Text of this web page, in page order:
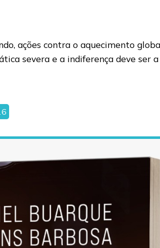
ações contra o aquecimento
severa e a indiferença deve ser